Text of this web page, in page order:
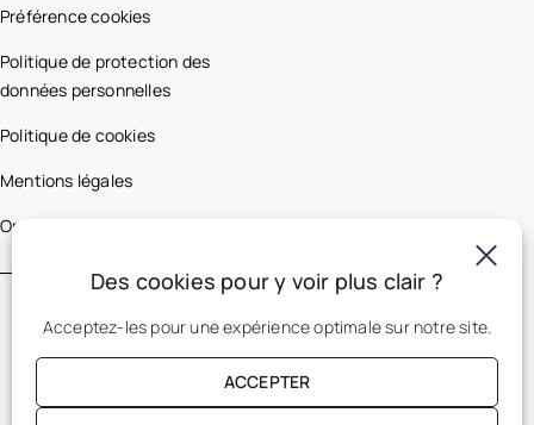
Préférence cookies
Politique de protection des
données personnelles
Politique de cookies
Mentions légales
Optic 2000 France
Des cookies pour y voir plus clair ?
Acceptez-les pour une expérience optimale sur notre site.
ACCEPTER